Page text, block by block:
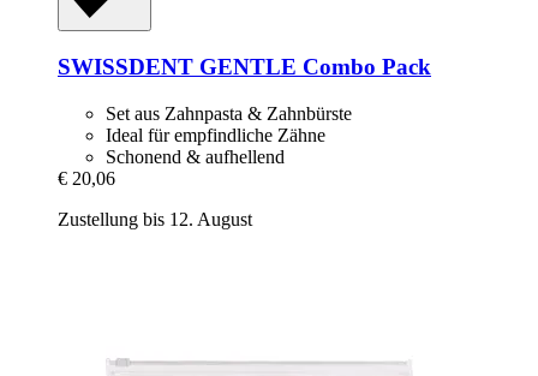
SWISSDENT GENTLE Combo Pack
Set aus Zahnpasta & Zahnbürste
Ideal für empfindliche Zähne
Schonend & aufhellend
€ 20,06
Zustellung bis 12. August